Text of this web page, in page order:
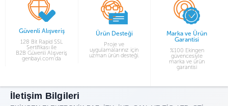
Güvenli Alışveriş
128 Bit Rapid SSL
Sertifikası ile
B2B Güvenli Alışveriş
genbayi.com’da
Ürün Desteği
Proje ve
uygulamalarınız için
uzman ürün desteği.
Marka ve Ürün
Garantisi
%100 Ekingen
güvencesiyle
marka ve ürün
garantisi
İletişim Bilgileri